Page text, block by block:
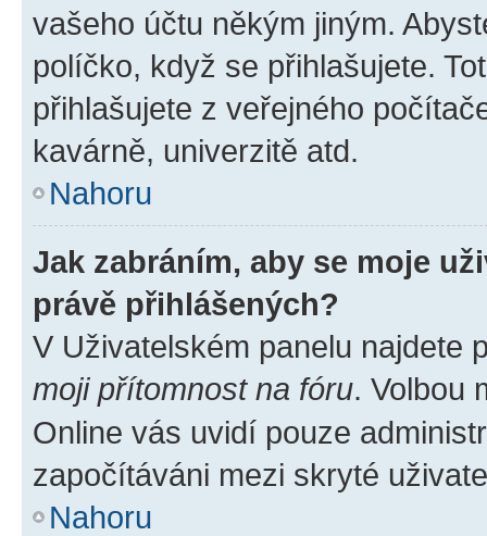
vašeho účtu někým jiným.
políčko, když se přihlašujete.
přihlašujete z veřejného
kavárně, univerzitě atd.
Nahoru
Jak zabráním, aby se moje
právě přihlášených?
V Uživatelském panelu najdete
moji přítomnost na fóru. Volbou
Online vás uvidí pouze
započítáváni mezi skryté
Nahoru